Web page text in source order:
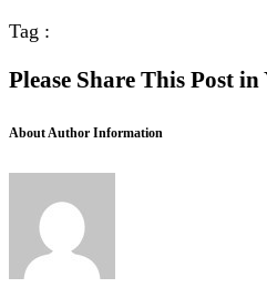
Tag :
Please Share This Post
About Author Information